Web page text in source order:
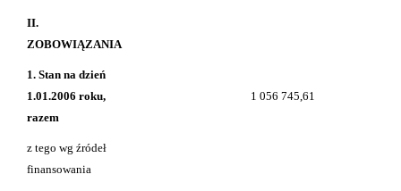
II.
ZOBOWIĄZANIA
1. Stan na dzień
1.01.2006 roku,
razem
1 056 745,61
z tego wg źródeł
finansowania